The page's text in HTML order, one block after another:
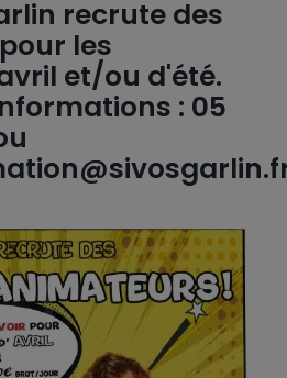
recrute des
les
et/ou d'été.
: 05